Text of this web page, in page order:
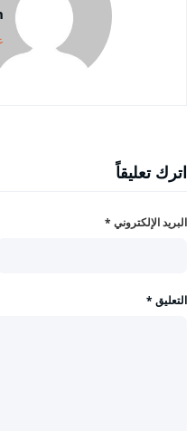
اترك تعليقاً
البريد الإلكتروني *
التعليق *